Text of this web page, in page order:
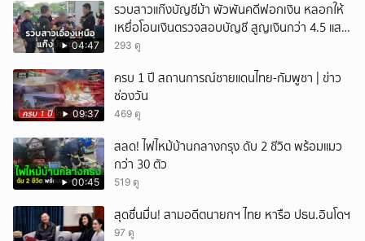
04:47
รวบสาวแก๊งบัญชีม้า พัวพันคดีฟอกเงิน หลอกให้
เหยื่อโอนเงินตรวจสอบบัญชี สูญเงินกว่า 4.5 แสน
บาท
293 ดู
09:37
ครบ 1 ปี สถานการณ์ชายแดนไทย-กัมพูชา | ข่าว
ช่องวัน
469 ดู
00:45
สลด! ไฟไหม้บ้านกลางกรุง ดับ 2 ชีวิต พร้อมแมว
กว่า 30 ตัว
519 ดู
สุดชื่นมื่น! สามอดีตนายกฯ ไทย หารือ ปธน.อินโดฯ
97 ดู